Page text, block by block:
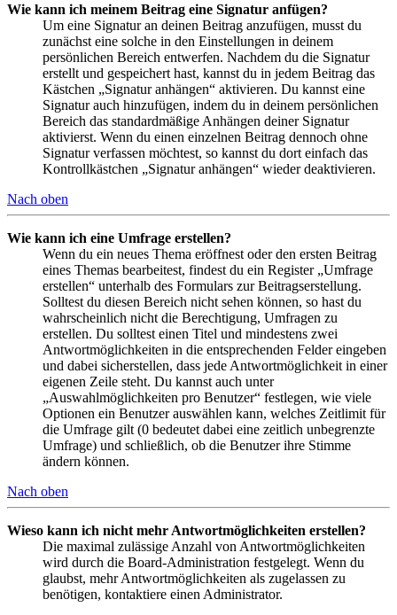
Wie kann ich meinem Beitrag eine Signatur anfügen?
Um eine Signatur an deinen Beitrag anzufügen, musst du
zunächst eine solche in den Einstellungen in deinem
persönlichen Bereich entwerfen. Nachdem du die Signatur
erstellt und gespeichert hast, kannst du in jedem Beitrag das
Kästchen „Signatur anhängen“ aktivieren. Du kannst eine
Signatur auch hinzufügen, indem du in deinem persönlichen
Bereich das standardmäßige Anhängen deiner Signatur
aktivierst. Wenn du einen einzelnen Beitrag dennoch ohne
Signatur verfassen möchtest, so kannst du dort einfach das
Kontrollkästchen „Signatur anhängen“ wieder deaktivieren.
Nach oben
Wie kann ich eine Umfrage erstellen?
Wenn du ein neues Thema eröffnest oder den ersten Beitrag
eines Themas bearbeitest, findest du ein Register „Umfrage
erstellen“ unterhalb des Formulars zur Beitragserstellung.
Solltest du diesen Bereich nicht sehen können, so hast du
wahrscheinlich nicht die Berechtigung, Umfragen zu
erstellen. Du solltest einen Titel und mindestens zwei
Antwortmöglichkeiten in die entsprechenden Felder eingeben
und dabei sicherstellen, dass jede Antwortmöglichkeit in einer
eigenen Zeile steht. Du kannst auch unter
„Auswahlmöglichkeiten pro Benutzer“ festlegen, wie viele
Optionen ein Benutzer auswählen kann, welches Zeitlimit für
die Umfrage gilt (0 bedeutet dabei eine zeitlich unbegrenzte
Umfrage) und schließlich, ob die Benutzer ihre Stimme
ändern können.
Nach oben
Wieso kann ich nicht mehr Antwortmöglichkeiten erstellen?
Die maximal zulässige Anzahl von Antwortmöglichkeiten
wird durch die Board-Administration festgelegt. Wenn du
glaubst, mehr Antwortmöglichkeiten als zugelassen zu
benötigen, kontaktiere einen Administrator.